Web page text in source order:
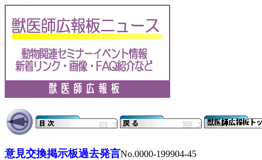
意見交換掲示板過去発言No.0000-199904-45